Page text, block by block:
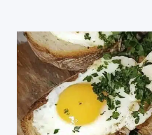
MEHL
REZEPT
ZUM
ABNEHMEN